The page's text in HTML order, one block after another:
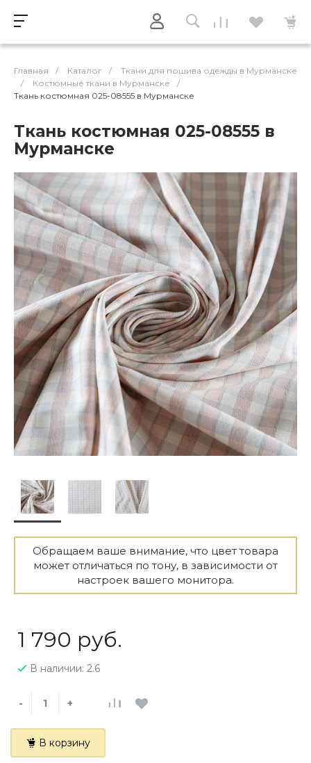
Главная / Каталог /
Ткани для пошива одежды в Мурманске
/
Костюмные ткани в Мурманске
/
Ткань костюмная 025-08555 в Мурманске
Ткань костюмная 025-08555 в
Мурманске
Обращаем ваше внимание, что цвет товара
может отличаться по тону, в зависимости от
настроек вашего монитора.
1 790 руб.
В наличии: 2.6
- +
В корзину